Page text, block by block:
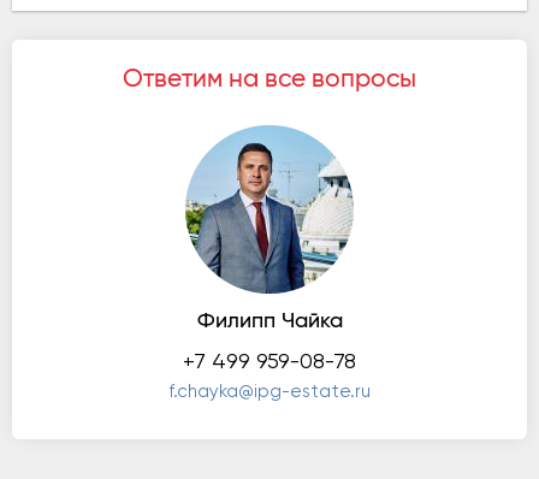
Ответим на все вопросы
Филипп Чайка
+7 499 959-08-78
f.chayka@ipg-estate.ru